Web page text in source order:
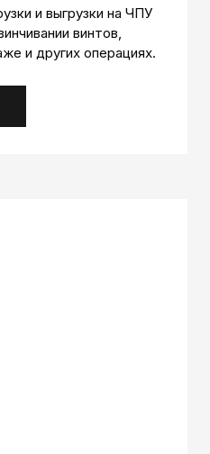
и выгрузки на ЧПУ
винтов,
и других операциях.